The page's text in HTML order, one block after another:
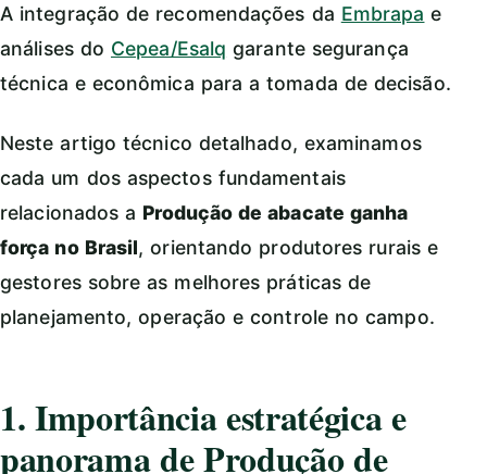
A integração de recomendações da Embrapa e
análises do Cepea/Esalq garante segurança
técnica e econômica para a tomada de decisão.
Neste artigo técnico detalhado, examinamos
cada um dos aspectos fundamentais
relacionados a Produção de abacate ganha
força no Brasil, orientando produtores rurais e
gestores sobre as melhores práticas de
planejamento, operação e controle no campo.
1. Importância estratégica e
panorama de Produção de